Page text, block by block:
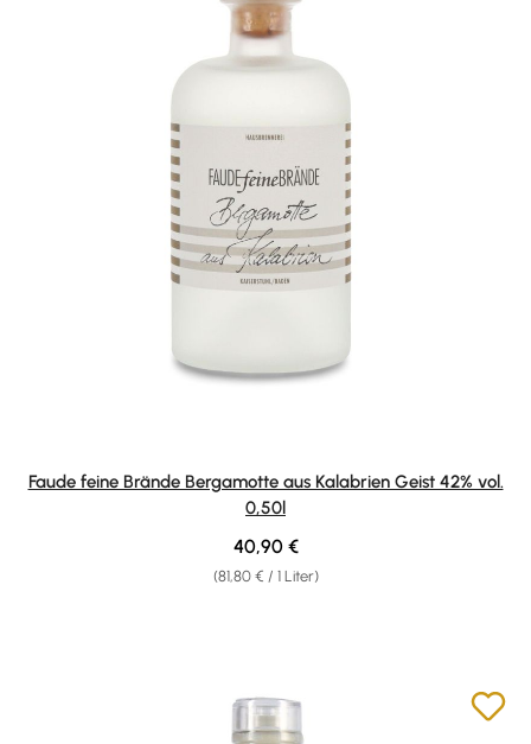
Faude feine Brände Bergamotte aus Kalabrien Geist 42% vol.
0,50l
(81,80 € / 1 Liter)
Regulärer Preis:
40,90 €